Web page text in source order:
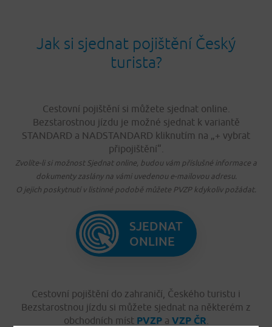
Jak si sjednat pojištění Český
turista?
Cestovní pojištění si můžete sjednat online.
Bezstarostnou jízdu je možné sjednat k variantě
STANDARD a NADSTANDARD kliknutím na „+ vybrat
připojištění“.
Zvolíte-li si možnost Sjednat online, budou vám příslušné informace a
dokumenty zaslány na vámi uvedenou e-mailovou adresu.
O jejich poskytnutí v listinné podobě můžete PVZP kdykoliv požádat.
SJEDNAT
ONLINE
Cestovní pojištění do zahraničí, Českého turistu i
Bezstarostnou jízdu si můžete sjednat na některém z
obchodních míst PVZPa VZP ČR